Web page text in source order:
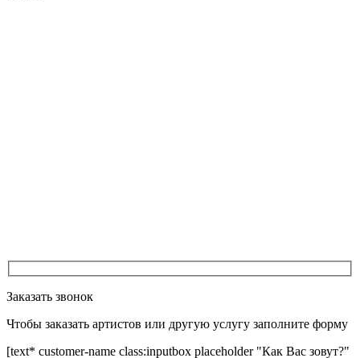
Заказать звонок
Чтобы заказать артистов или другую услугу заполните форму
[text* customer-name class:inputbox placeholder "Как Вас зовут?"